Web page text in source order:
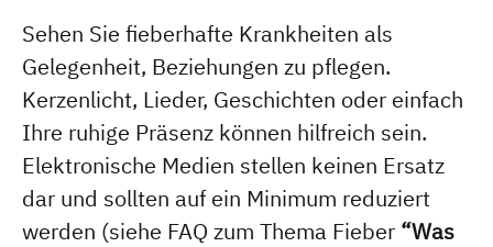
Sehen Sie fieberhafte Krankheiten als
Gelegenheit, Beziehungen zu pflegen.
Kerzenlicht, Lieder, Geschichten oder einfach
Ihre ruhige Präsenz können hilfreich sein.
Elektronische Medien stellen keinen Ersatz
dar und sollten auf ein Minimum reduziert
werden (siehe FAQ zum Thema Fieber “Was